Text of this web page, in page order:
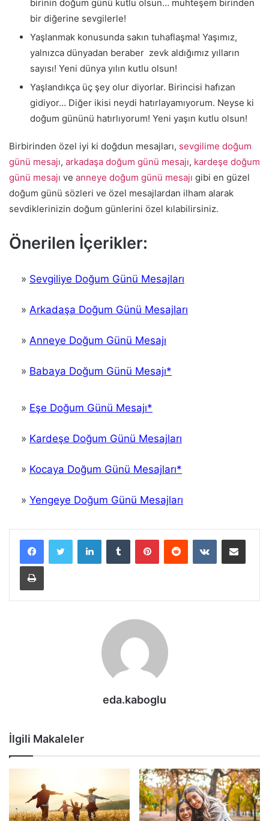
birinin doğum günü kutlu olsun… muhteşem birinden
bir diğerine sevgilerle!
Yaşlanmak konusunda sakın tuhaflaşma! Yaşımız,
yalnızca dünyadan beraber zevk aldığımız yılların
sayısı! Yeni dünya yılın kutlu olsun!
Yaşlandıkça üç şey olur diyorlar. Birincisi hafızan
gidiyor… Diğer ikisi neydi hatırlayamıyorum. Neyse ki
doğum gününü hatırlıyorum! Yeni yaşın kutlu olsun!
Birbirinden özel iyi ki doğdun mesajları, sevgilime doğum
günü mesajı, arkadaşa doğum günü mesajı, kardeşe doğum
günü mesajı ve anneye doğum günü mesajı gibi en güzel
doğum günü sözleri ve özel mesajlardan ilham alarak
sevdiklerinizin doğum günlerini özel kılabilirsiniz.
Önerilen İçerikler:
» Sevgiliye Doğum Günü Mesajları
» Arkadaşa Doğum Günü Mesajları
» Anneye Doğum Günü Mesajı
» Babaya Doğum Günü Mesajı*
» Eşe Doğum Günü Mesajı*
» Kardeşe Doğum Günü Mesajları
» Kocaya Doğum Günü Mesajları*
» Yengeye Doğum Günü Mesajları
LinkedInTumblr PinterestReddit VKontakteE-Posta ile paylaş
Yazdır
eda.kaboglu
İlgili Makaleler